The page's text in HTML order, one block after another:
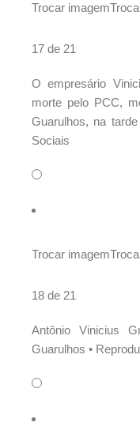
Trocar imagem
17 de 21
O empresário
morte pelo PCC,
Guarulhos, na
Sociais
Trocar imagem
18 de 21
Antônio Vinicius
Guarulhos •